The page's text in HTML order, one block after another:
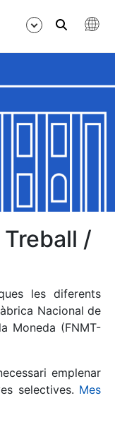
/
les diferents
Nacional de
Moneda (FNMT-
emplenar
selectives. Mes